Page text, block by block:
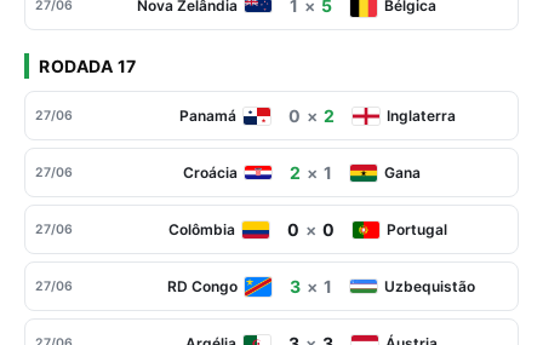
27/06 Nova Zelândia 1 × 5 Bélgica
RODADA 17
27/06 Panamá 0 × 2 Inglaterra
27/06 Croácia 2 × 1 Gana
27/06 Colômbia 0 × 0 Portugal
27/06 RD Congo 3 × 1 Uzbequistão